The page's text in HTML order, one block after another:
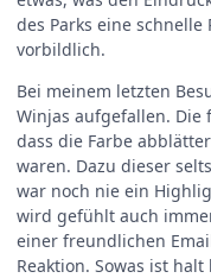
des Parks eine
vorbildlich.
Bei meinem letzten
Winjas aufgefallen. Die
dass die Farbe
waren. Dazu dieser
war noch nie ein
wird gefühlt auch
einer freundlichen
Reaktion. Sowas ist halt